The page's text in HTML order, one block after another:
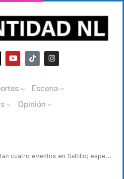
Escena
Opinión
cuatro eventos en Saltillo; esperan 10 mil visitantes